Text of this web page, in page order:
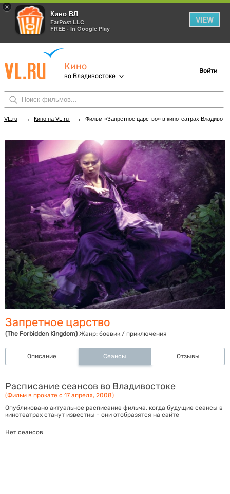
×
Кино ВЛ
FarPost LLC
FREE - In Google Play
VIEW
Кино
во Владивостоке
Войти
VL.ru → Кино на VL.ru → Фильм «Запретное царство» в кинотеатрах Владивостока. Купить билеты!
Запретное царство
(The Forbidden Kingdom) Жанр: боевик / приключения
Описание Сеансы Отзывы
Расписание сеансов во Владивостоке
(Фильм в прокате с 17 апреля, 2008)
Опубликовано актуальное расписание фильма, когда будущие сеансы в
кинотеатрах станут известны - они отобразятся на сайте
Нет сеансов